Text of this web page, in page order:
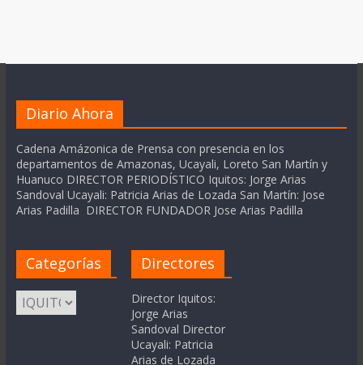
Diario Ahora
Cadena Amázonica de Prensa con presencia en los
departamentos de Amazonas, Ucayali, Loreto San Martín y
Huanuco DIRECTOR PERIODÍSTICO Iquitos: Jorge Arias
Sandoval Ucayali: Patricia Arias de Lozada San Martín: Jose
Arias Padilla DIRECTOR FUNDADOR Jose Arias Padilla
Categorías
Categorías
Directores
Director Iquitos:
Jorge Arias
Sandoval Director
Ucayali: Patricia
Arias de Lozada